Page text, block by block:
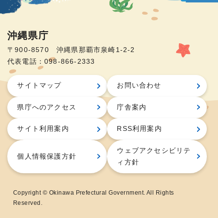
沖縄県庁
〒900-8570 沖縄県那覇市泉崎1-2-2
代表電話：098-866-2333
サイトマップ お問い合わせ
県庁へのアクセス 庁舎案内
サイト利用案内 RSS利用案内
個人情報保護方針
ウェブアクセシビリテ
ィ方針
Copyright © Okinawa Prefectural Government. All Rights
Reserved.